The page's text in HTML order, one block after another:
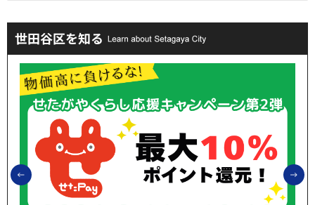
世田谷区を知る
前のスライドを表示